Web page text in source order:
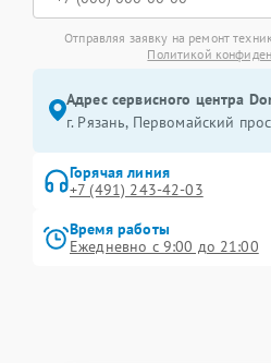
Отправляя заявку на ремонт
Политикой
Адрес сервисного центра
г. Рязань, Первомайский
Горячая линия
+7 (491) 243-42-03
Время работы
Ежедневно с 9:00 до 21:00